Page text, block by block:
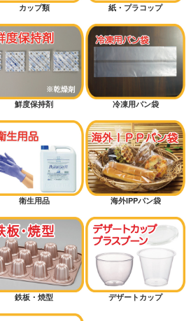
カップ類 紙・プラコップ
鮮度保持剤 冷凍用パン袋
衛生用品 海外IPPパン袋
鉄板・焼型 デザートカップ